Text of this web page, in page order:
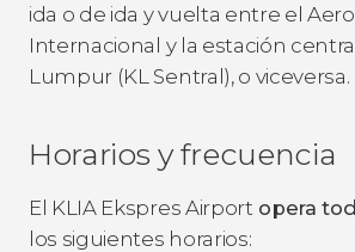
ida o de ida y vuelta entre el
Internacional y la estación
Lumpur (KL Sentral), o viceversa.
Horarios y frecuencia
El KLIA Ekspres Airport opera
los siguientes horarios: